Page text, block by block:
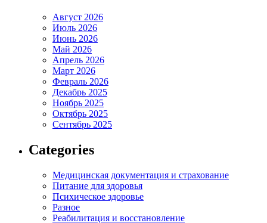
Август 2026
Июль 2026
Июнь 2026
Май 2026
Апрель 2026
Март 2026
Февраль 2026
Декабрь 2025
Ноябрь 2025
Октябрь 2025
Сентябрь 2025
Categories
Медицинская документация и страхование
Питание для здоровья
Психическое здоровье
Разное
Реабилитация и восстановление